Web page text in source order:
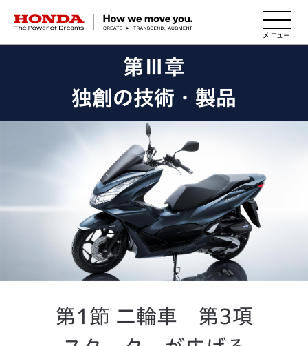
HONDA The Power of Dreams
第Ⅲ章
独創の技術・製品
第1節 二輪車 第3項